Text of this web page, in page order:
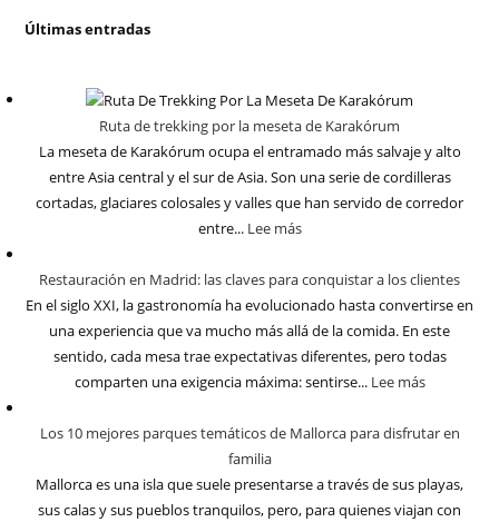
Últimas entradas
Ruta de trekking por la meseta de Karakórum
La meseta de Karakórum ocupa el entramado más salvaje y alto
entre Asia central y el sur de Asia. Son una serie de cordilleras
cortadas, glaciares colosales y valles que han servido de corredor
entre... Lee más
Restauración en Madrid: las claves para conquistar a los clientes
En el siglo XXI, la gastronomía ha evolucionado hasta convertirse en
una experiencia que va mucho más allá de la comida. En este
sentido, cada mesa trae expectativas diferentes, pero todas
comparten una exigencia máxima: sentirse... Lee más
Los 10 mejores parques temáticos de Mallorca para disfrutar en
familia
Mallorca es una isla que suele presentarse a través de sus playas,
sus calas y sus pueblos tranquilos, pero, para quienes viajan con